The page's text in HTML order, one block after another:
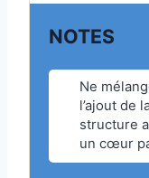
NOTES
Ne
l’ajout de
structure
un cœur